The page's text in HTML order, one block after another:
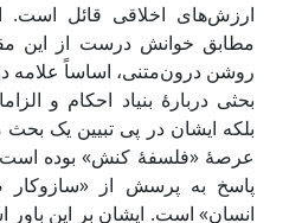
ارزش‌های اخلاقی قائل
مطابق خوانش درست از این
روشن درون‌متنی، اساساً علامه
بحثی دربارۀ بنیاد احکام و
بلکه ایشان در پی تبیین یک بحث
عرصۀ «فلسفۀ کنش» بوده
پاسخ به پرسش از «سازوکار
انسان» است. ایشان بر این باور